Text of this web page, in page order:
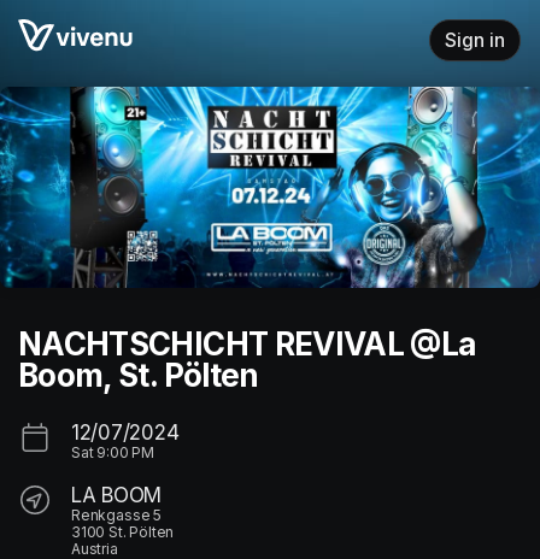
Skip header
Sign in
NACHTSCHICHT REVIVAL @La
Boom, St. Pölten
12/07/2024
Sat 9:00 PM
LA BOOM
Renkgasse 5
3100 St. Pölten
Austria